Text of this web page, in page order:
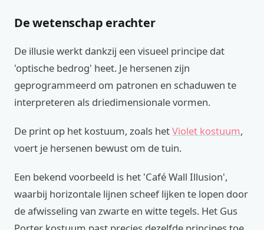
De wetenschap erachter
De illusie werkt dankzij een visueel principe dat
'optische bedrog' heet. Je hersenen zijn
geprogrammeerd om patronen en schaduwen te
interpreteren als driedimensionale vormen.
De print op het kostuum, zoals hetViolet kostuum,
voert je hersenen bewust om de tuin.
Een bekend voorbeeld is het 'Café Wall Illusion',
waarbij horizontale lijnen scheef lijken te lopen door
de afwisseling van zwarte en witte tegels. Het Gus